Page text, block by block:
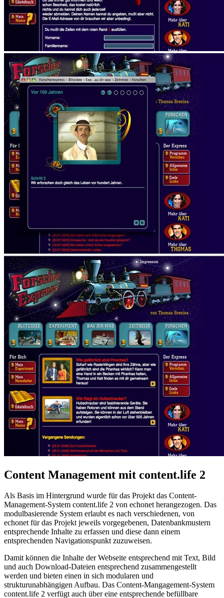
Content Management mit content.life 2
Als Basis im Hintergrund wurde für das Projekt das Content-
Management-System content.life 2 von echonet herangezogen. Das
modulbasierende System erlaubt es nach verschiedenen, von
echonet für das Projekt jeweils vorgegebenen, Datenbankmustern
entsprechende Inhalte zu erfassen und diese dann einem
entsprechenden Navigationspunkt zuzuweisen.
Damit können die Inhalte der Webseite entsprechend mit Text, Bild
und auch Download-Dateien entsprechend zusammengestellt
werden und bieten einen in sich modularen und
strukturunabhängigen Aufbau. Das Content-Mangagement-System
content.life 2 verfügt auch über eine entsprechende befüllbare